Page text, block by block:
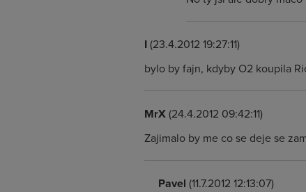
I(23.4.2012 19:27:11)
bylo by fajn, kdyby O2 koupila
MrX(24.4.2012 09:42:11)
Zajimalo by me co se deje se
Pavel (11.7.2012 12:13:07)